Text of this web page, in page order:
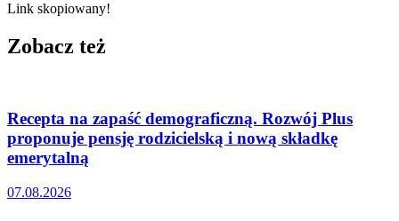
Link skopiowany!
Zobacz też
Recepta na zapaść demograficzną. Rozwój Plus
proponuje pensję rodzicielską i nową składkę
emerytalną
07.08.2026